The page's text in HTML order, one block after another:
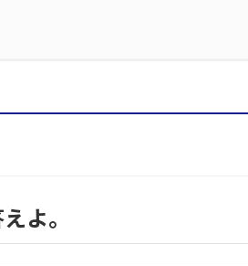
, 殺菌, 調合,仕込の順番で作
よ。